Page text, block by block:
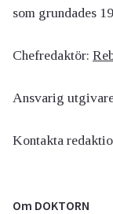
som grundades
Chefredaktör:
Ansvarig
Kontakta
Om DOKTORN